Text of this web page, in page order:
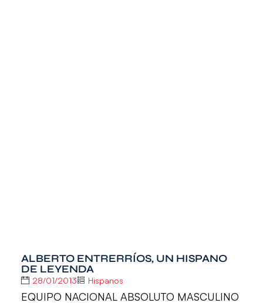
ALBERTO ENTRERRÍOS, UN HISPANO
DE LEYENDA
28/01/2013 Hispanos
EQUIPO NACIONAL ABSOLUTO MASCULINO